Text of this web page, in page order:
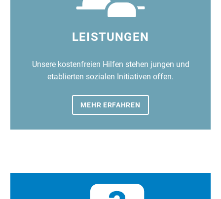
LEISTUNGEN
Unsere kostenfreien Hilfen stehen jungen und
etablierten sozialen Initiativen offen.
MEHR ERFAHREN